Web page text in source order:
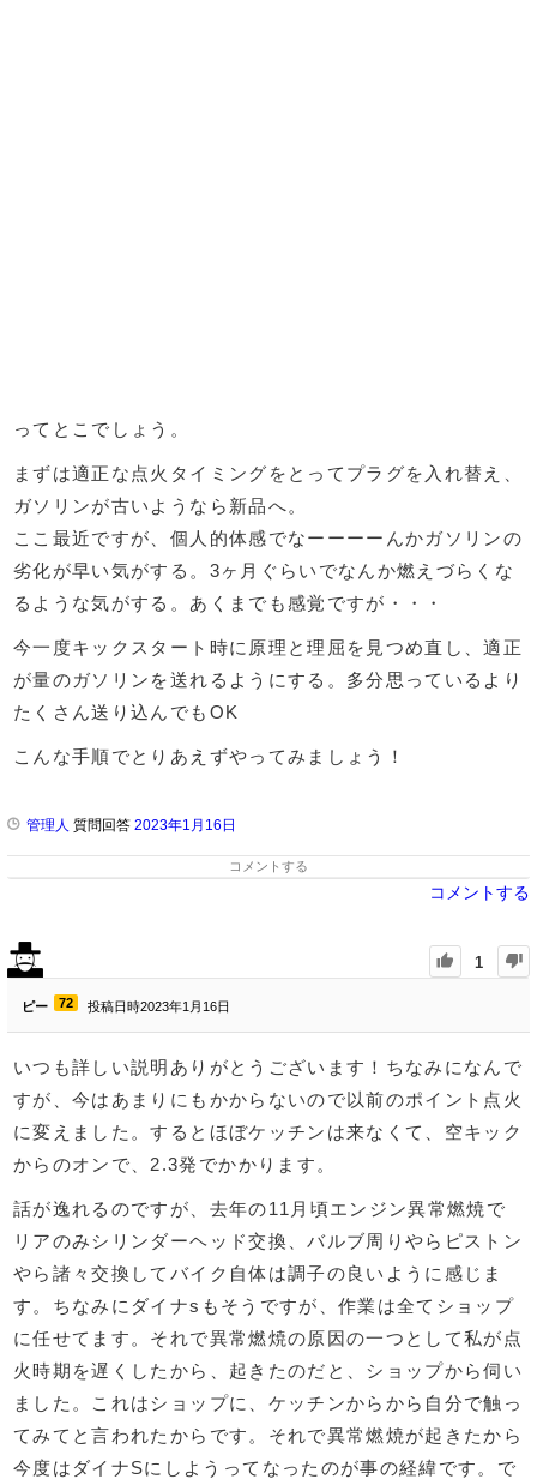
ってとこでしょう。
まずは適正な点火タイミングをとってプラグを入れ替え、
ガソリンが古いようなら新品へ。
ここ最近ですが、個人的体感でなーーーーんかガソリンの
劣化が早い気がする。3ヶ月ぐらいでなんか燃えづらくな
るような気がする。あくまでも感覚ですが・・・
今一度キックスタート時に原理と理屈を見つめ直し、適正
が量のガソリンを送れるようにする。多分思っているより
たくさん送り込んでもOK
こんな手順でとりあえずやってみましょう！
管理人 質問回答 2023年1月16日
コメントする
コメントする
1
ピー 72 投稿日時2023年1月16日
いつも詳しい説明ありがとうございます！ちなみになんで
すが、今はあまりにもかからないので以前のポイント点火
に変えました。するとほぼケッチンは来なくて、空キック
からのオンで、2.3発でかかります。
話が逸れるのですが、去年の11月頃エンジン異常燃焼で
リアのみシリンダーヘッド交換、バルブ周りやらピストン
やら諸々交換してバイク自体は調子の良いように感じま
す。ちなみにダイナsもそうですが、作業は全てショップ
に任せてます。それで異常燃焼の原因の一つとして私が点
火時期を遅くしたから、起きたのだと、ショップから伺い
ました。これはショップに、ケッチンからから自分で触っ
てみてと言われたからです。それで異常燃焼が起きたから
今度はダイナSにしようってなったのが事の経緯です。で